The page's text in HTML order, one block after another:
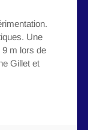
Une
9 m lors de
Gillet et